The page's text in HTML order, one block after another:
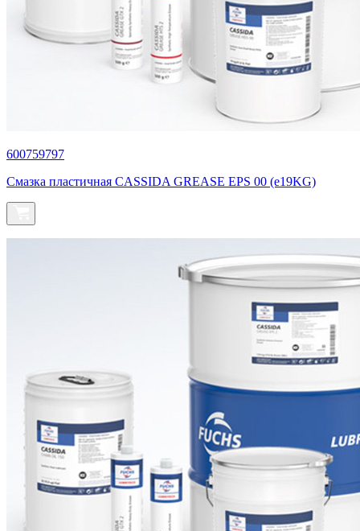
600759797
Смазка пластичная CASSIDA GREASE EPS 00 (e19KG)